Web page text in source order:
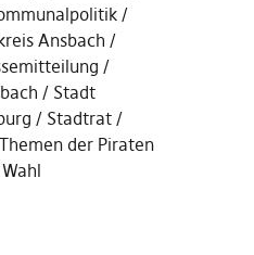
Ansbach
Stadt
Stadtrat
Themen der Piraten
Wahl